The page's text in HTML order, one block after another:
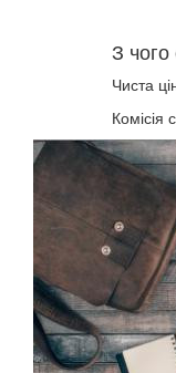
З
Чиста
Комісія